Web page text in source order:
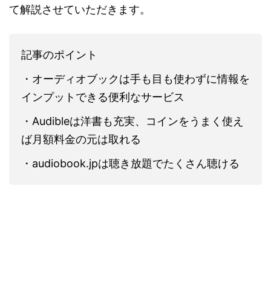
て解説させていただきます。
記事のポイント
・オーディオブックは手も目も使わずに情報を
インプットできる便利なサービス
・Audibleは洋書も充実、コインをうまく使え
ば月額料金の元は取れる
・audiobook.jpは聴き放題でたくさん聴ける